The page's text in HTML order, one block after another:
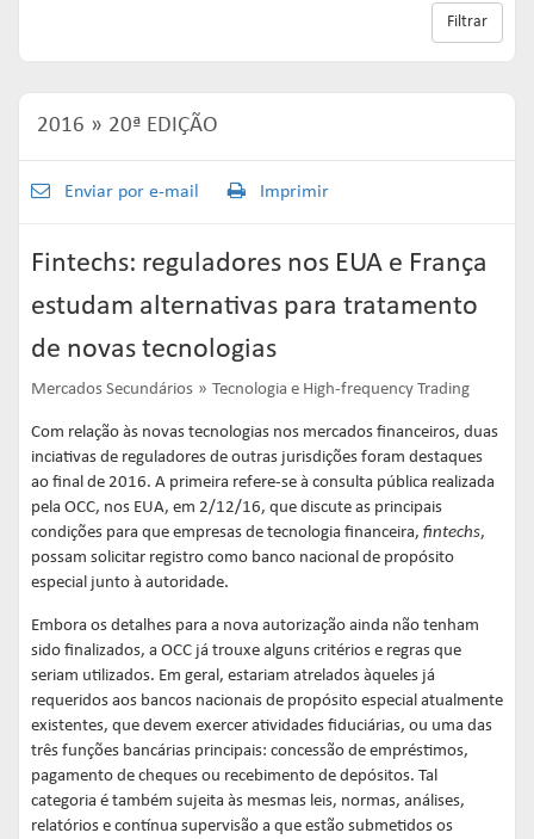
associados
LISTA DE ASSOCIADOS
NOTÍCIAS
INFORMAR
Links mais acessados:
estatísticas
CONSOLIDADO DIÁRIO DE
estatísticas
fundos de investimentos
entenda o compromisso
INFORMAR
ESTRUTURADOS
grupos consultivos permanentes
MACROECONÔMICO
documentos
documentos
entenda o compromisso
REPRESENTAR
AUTORREGULADAS
solicitações
HABILITAÇÃO DE
COMO ADERIR
entenda o compromisso
AUTORREGULAR
EDUCAR
Filtrar
2016 20ª EDIÇÃO
Enviar por e-mail Imprimir
Fintechs: reguladores nos EUA e França
estudam alternativas para tratamento
de novas tecnologias
Mercados Secundários Tecnologia e High-frequency Trading
Com relação às novas tecnologias nos mercados financeiros, duas
inciativas de reguladores de outras jurisdições foram destaques
ao final de 2016. A primeira refere-se à consulta pública realizada
pela OCC, nos EUA, em 2/12/16, que discute as principais
condições para que empresas de tecnologia financeira, fintechs,
possam solicitar registro como banco nacional de propósito
especial junto à autoridade.
Embora os detalhes para a nova autorização ainda não tenham
sido finalizados, a OCC já trouxe alguns critérios e regras que
seriam utilizados. Em geral, estariam atrelados àqueles já
requeridos aos bancos nacionais de propósito especial atualmente
existentes, que devem exercer atividades fiduciárias, ou uma das
três funções bancárias principais: concessão de empréstimos,
pagamento de cheques ou recebimento de depósitos. Tal
categoria é também sujeita às mesmas leis, normas, análises,
relatórios e contínua supervisão a que estão submetidos os